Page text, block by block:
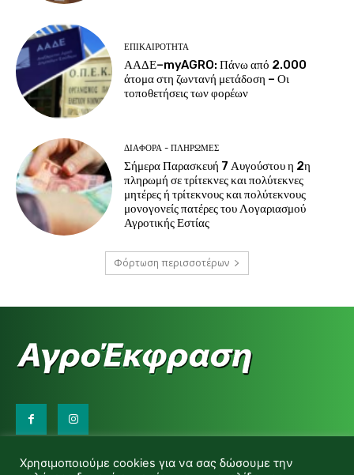
ΕΠΙΚΑΙΡΌΤΗΤΑ
ΑΑΔΕ–myAGRO: Πάνω από 2.000
άτομα στη ζωντανή μετάδοση – Οι
τοποθετήσεις των φορέων
ΔΙΆΦΟΡΑ - ΠΛΗΡΩΜΈΣ
Σήμερα Παρασκευή 7 Αυγούστου η 2η
πληρωμή σε τρίτεκνες και πολύτεκνες
μητέρες ή τρίτεκνους και πολύτεκνους
μονογονείς πατέρες του Λογαριασμού
Αγροτικής Εστίας
Φόρτωση περισσοτέρων
d.makas@yahoo.gr
Χρησιμοποιούμε cookies για να σας δώσουμε την